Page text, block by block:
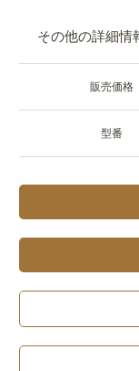
その他の詳細情
販売価格
型番